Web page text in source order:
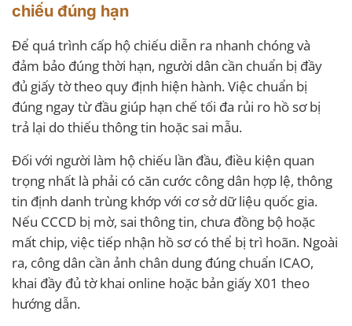
chiếu đúng hạn
Để quá trình cấp hộ chiếu diễn ra nhanh chóng và
đảm bảo đúng thời hạn, người dân cần chuẩn bị đầy
đủ giấy tờ theo quy định hiện hành. Việc chuẩn bị
đúng ngay từ đầu giúp hạn chế tối đa rủi ro hồ sơ bị
trả lại do thiếu thông tin hoặc sai mẫu.
Đối với người làm hộ chiếu lần đầu, điều kiện quan
trọng nhất là phải có căn cước công dân hợp lệ, thông
tin định danh trùng khớp với cơ sở dữ liệu quốc gia.
Nếu CCCD bị mờ, sai thông tin, chưa đồng bộ hoặc
mất chip, việc tiếp nhận hồ sơ có thể bị trì hoãn. Ngoài
ra, công dân cần ảnh chân dung đúng chuẩn ICAO,
khai đầy đủ tờ khai online hoặc bản giấy X01 theo
hướng dẫn.